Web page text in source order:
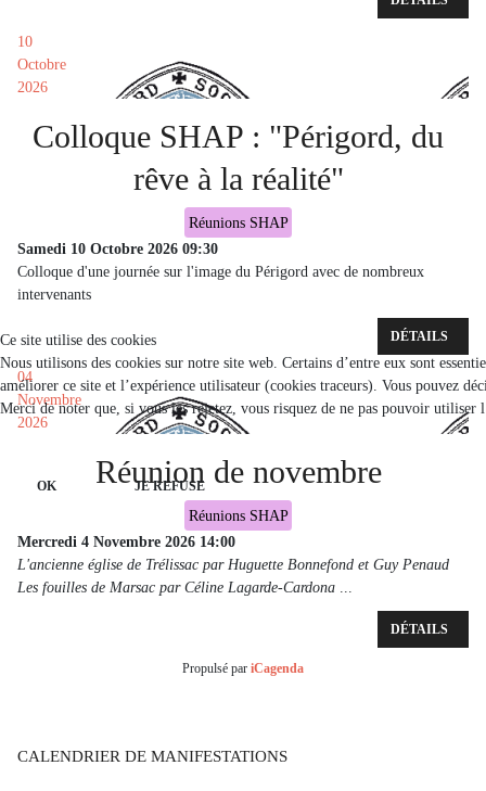
10
Octobre
2026
Colloque SHAP : "Périgord, du
rêve à la réalité"
Réunions SHAP
Samedi 10 Octobre 2026 09:30
Colloque d'une journée sur l'image du Périgord avec de nombreux
intervenants
DÉTAILS
04
Novembre
2026
Réunion de novembre
Réunions SHAP
Mercredi 4 Novembre 2026 14:00
L'ancienne église de Trélissac par Huguette Bonnefond et Guy Penaud
Les fouilles de Marsac par Céline Lagarde-Cardona ...
DÉTAILS
Propulsé par iCagenda
CALENDRIER DE MANIFESTATIONS
Ce site utilise des cookies
Nous utilisons des cookies sur notre site web. Certains d’entre eux sont
améliorer ce site et l’expérience utilisateur (cookies traceurs). Vous pouvez
Merci de noter que, si vous les rejetez, vous risquez de ne pas pouvoir utiliser
OK JE REFUSE